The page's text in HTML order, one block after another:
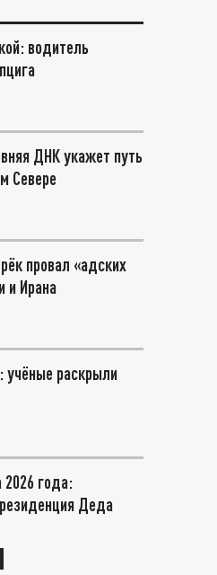
водитель
ДНК укажет путь
Севере
провал «адских
и Ирана
учёные раскрыли
2026 года:
Деда